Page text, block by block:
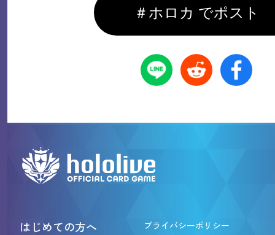
＃ホロカ でポスト
はじめての方へ プライバシーポリシー